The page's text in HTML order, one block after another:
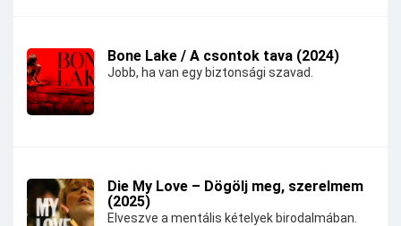
Bone Lake / A csontok tava (2024)
Jobb, ha van egy biztonsági szavad.
Die My Love – Dögölj meg, szerelmem
(2025)
Elveszve a mentális kételyek birodalmában.